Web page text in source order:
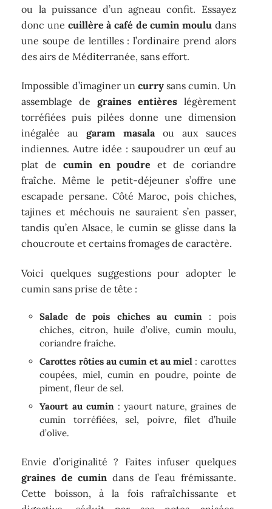
ou la puissance d’un agneau confit. Essayez
donc une cuillère à café de cumin moulu dans
une soupe de lentilles : l’ordinaire prend alors
des airs de Méditerranée, sans effort.
Impossible d’imaginer un curry sans cumin. Un
assemblage de graines entières légèrement
torréfiées puis pilées donne une dimension
inégalée augaram masalaou aux sauces
indiennes. Autre idée : saupoudrer un œuf au
plat de cumin en poudre et de coriandre
fraîche. Même le petit-déjeuner s’offre une
escapade persane. Côté Maroc, pois chiches,
tajines et méchouis ne sauraient s’en passer,
tandis qu’en Alsace, le cumin se glisse dans la
choucroute et certains fromages de caractère.
Voici quelques suggestions pour adopter le
cumin sans prise de tête :
Salade de pois chiches au cumin: pois
chiches, citron, huile d’olive, cumin moulu,
coriandre fraîche.
Carottes rôties au cumin et au miel : carottes
coupées, miel, cumin en poudre, pointe de
piment, fleur de sel.
Yaourt au cumin: yaourt nature, graines de
cumin torréfiées, sel, poivre, filet d’huile
d’olive.
Envie d’originalité ? Faites infuser quelques
graines de cumin dans de l’eau frémissante.
Cette boisson, à la fois rafraîchissante et